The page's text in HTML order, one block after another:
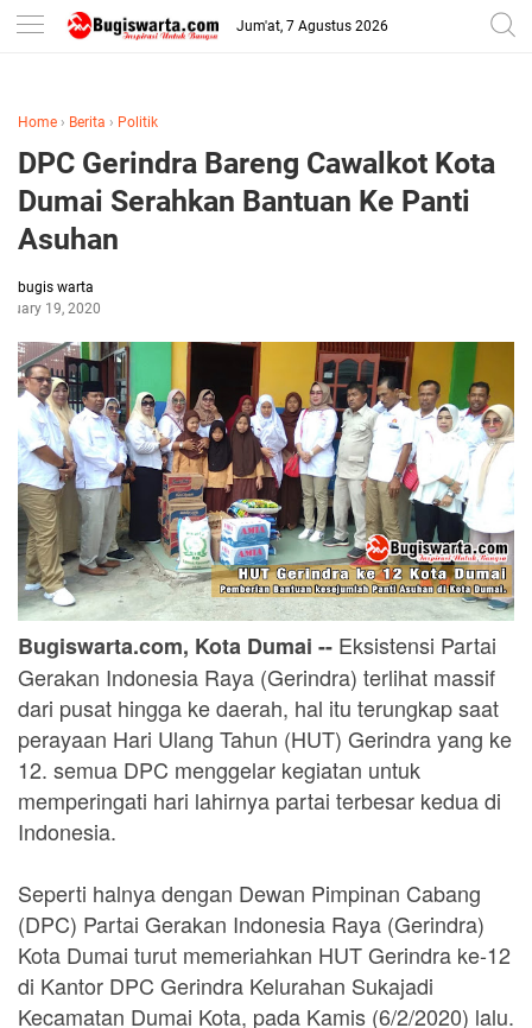
-->
Jum'at, 7 Agustus 2026
Home › Berita › Politik
DPC Gerindra Bareng Cawalkot Kota
Dumai Serahkan Bantuan Ke Panti
Asuhan
bugis warta
19, 2020
Bugiswarta.com, Kota Dumai -- Eksistensi Partai
Gerakan Indonesia Raya (Gerindra) terlihat massif
dari pusat hingga ke daerah, hal itu terungkap saat
perayaan Hari Ulang Tahun (HUT) Gerindra yang ke
12. semua DPC menggelar kegiatan untuk
memperingati hari lahirnya partai terbesar kedua di
Indonesia.
Seperti halnya dengan Dewan Pimpinan Cabang
(DPC) Partai Gerakan Indonesia Raya (Gerindra)
Kota Dumai turut memeriahkan HUT Gerindra ke-12
di Kantor DPC Gerindra Kelurahan Sukajadi
Kecamatan Dumai Kota, pada Kamis (6/2/2020) lalu.